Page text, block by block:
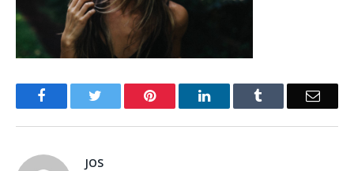
Facebook Pinterest LinkedIn Email
JOS